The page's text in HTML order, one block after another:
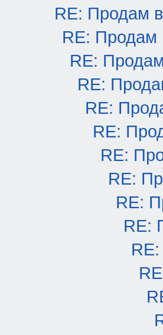
RE: Продам
RE: Продам
RE:
RE:
RE:
RE:
RE:
RE:
RE:
RE: